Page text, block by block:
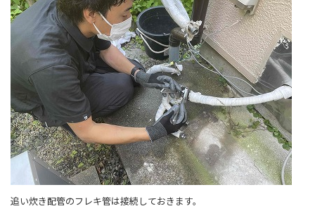
追い炊き配管のフレキ管は接続しておきます。